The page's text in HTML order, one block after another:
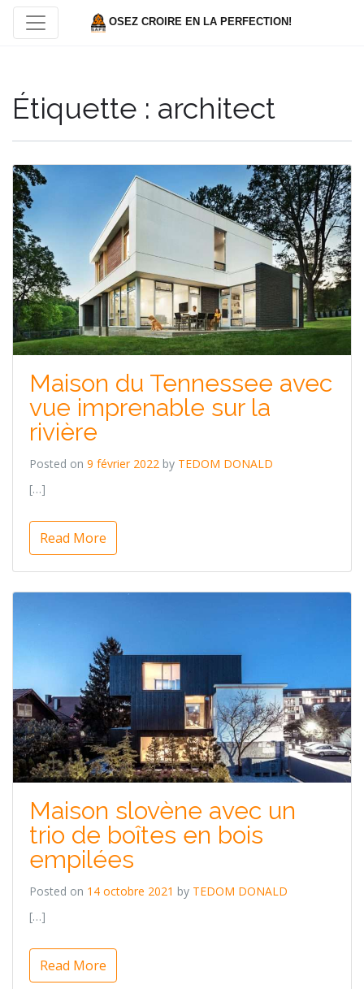
OSEZ CROIRE EN LA PERFECTION!
Étiquette : architect
Maison du Tennessee avec
vue imprenable sur la
rivière
Posted on 9 février 2022 by TEDOM DONALD
[…]
Read More
Maison slovène avec un
trio de boîtes en bois
empilées
Posted on 14 octobre 2021 by TEDOM DONALD
[…]
Read More